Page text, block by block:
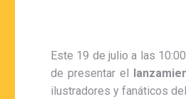
Este 19 de julio a las
de presentar el
ilustradores y fanáticos